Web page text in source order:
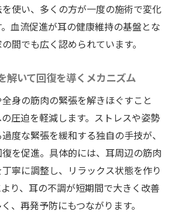
使い、多くの方が一度の施術で変化
血流促進が耳の健康維持の基盤とな
間でも広く認められています。
解いて回復を導くメカニズム
身の筋肉の緊張を解きほぐすこと
圧迫を軽減します。ストレスや姿勢
度な緊張を緩和する独自の手技が、
を促進。具体的には、耳周辺の筋肉
寧に調整し、リラックス状態を作り
り、耳の不調が短期間で大きく改善
、再発予防にもつながります。